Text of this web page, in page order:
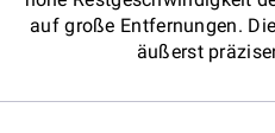
auf große Entfernungen.
äußerst